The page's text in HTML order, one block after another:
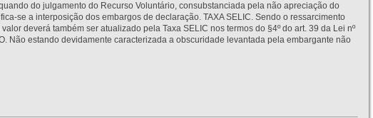
do julgamento do Recurso Voluntário, consubstanciada pela não apreciação do
se a interposição dos embargos de declaração. TAXA SELIC. Sendo o ressarcimento
deverá também ser atualizado pela Taxa SELIC nos termos do §4º do art. 39 da Lei nº
Não estando devidamente caracterizada a obscuridade levantada pela embargante não